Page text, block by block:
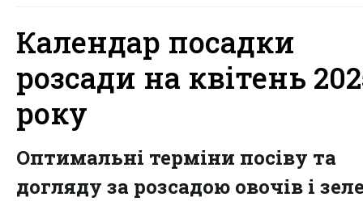
Календар посадки
розсади на квітень
року
Оптимальні терміни посіву та
догляду за розсадою овочів і